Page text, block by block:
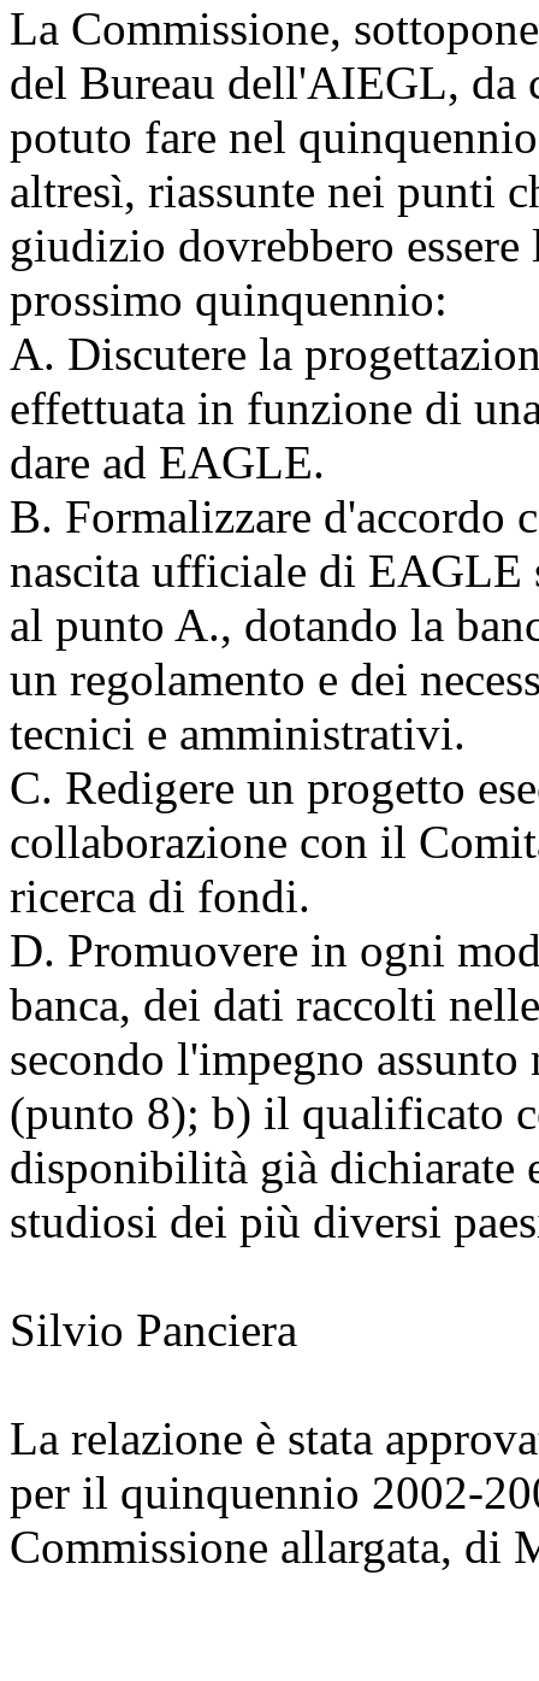
La Commissione,
del Bureau dell'AIEGL, da
potuto fare nel
altresì, riassunte nei punti
giudizio dovrebbero
prossimo quinquennio:
A. Discutere la
effettuata in funzione di
dare ad EAGLE.
B. Formalizzare
nascita ufficiale di EAGLE
al punto A., dotando la
un regolamento e dei
tecnici e amministrativi.
C. Redigere un progetto
collaborazione con il
ricerca di fondi.
D. Promuovere in ogni
banca, dei dati raccolti
secondo l'impegno
(punto 8); b) il qualificato
disponibilità già dichiarate
studiosi dei più diversi
Silvio Panciera
La relazione è stata
per il quinquennio 2002-
Commissione allargata, di